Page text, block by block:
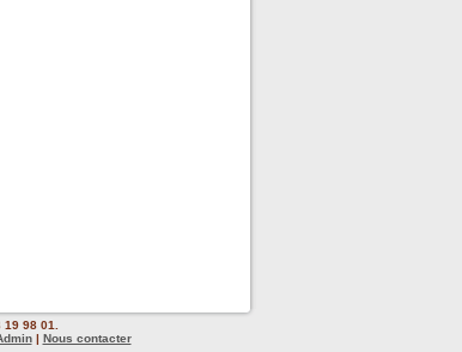
98 01.
| Nous contacter